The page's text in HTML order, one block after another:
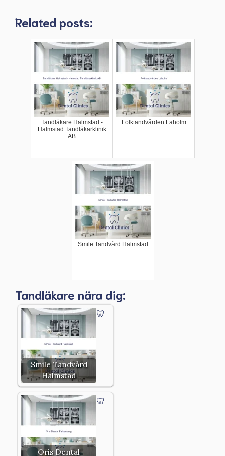
Related posts:
Tandläkare Halmstad -
Halmstad Tandläkarklinik
AB
Folktandvården Laholm
Smile Tandvård Halmstad
Tandläkare nära dig:
Smile Tandvård
Halmstad
Oris Dental